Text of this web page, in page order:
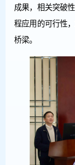
成果，相关突破
程应用的可行性
桥梁。